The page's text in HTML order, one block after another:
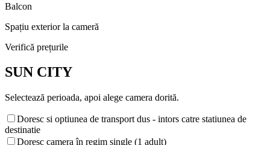
Balcon
Spațiu exterior la cameră
Verifică prețurile
SUN CITY
Selectează perioada, apoi alege camera dorită.
Doresc si optiunea de transport dus - intors catre statiunea de
destinatie
Doresc camera în regim single (1 adult)